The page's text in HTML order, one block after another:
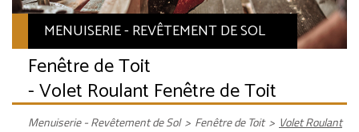
MENUISERIE - REVÊTEMENT DE SOL
Fenêtre de Toit
- Volet Roulant Fenêtre de Toit
Menuiserie - Revêtement de Sol > Fenêtre de Toit > Volet Roulant